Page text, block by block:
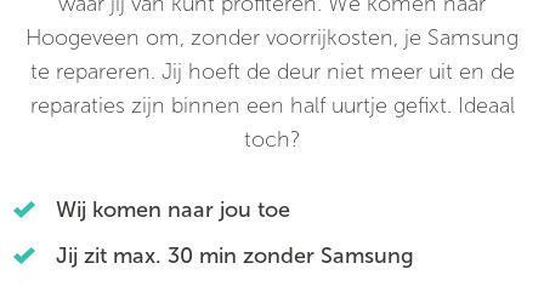
Hoogeveen om, zonder voorrijkosten, je Samsung
te repareren. Jij hoeft de deur niet meer uit en de
reparaties zijn binnen een half uurtje gefixt. Ideaal
toch?
Wij komen naar jou toe
Jij zit max. 30 min zonder Samsung